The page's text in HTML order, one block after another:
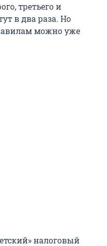
третьего и
в два раза. Но
можно уже
налоговый